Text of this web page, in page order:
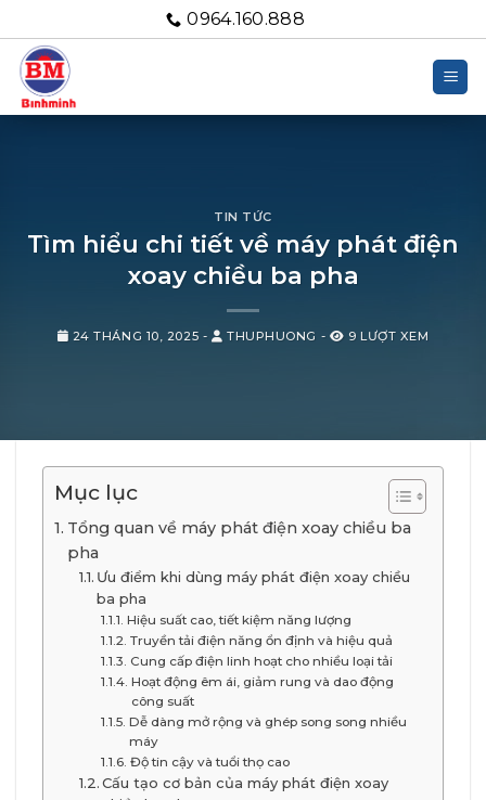
qua
nội
dung
0964.160.888
TIN TỨC
Tìm hiểu chi tiết về máy phát điện
xoay chiều ba pha
24 THÁNG 10, 2025 - THUPHUONG - 9 LƯỢT XEM
Mục lục
Tổng quan về máy phát điện xoay chiều ba
pha
Ưu điểm khi dùng máy phát điện xoay chiều
ba pha
Hiệu suất cao, tiết kiệm năng lượng
Truyền tải điện năng ổn định và hiệu quả
Cung cấp điện linh hoạt cho nhiều loại tải
Hoạt động êm ái, giảm rung và dao động
công suất
Dễ dàng mở rộng và ghép song song nhiều
máy
Độ tin cậy và tuổi thọ cao
Cấu tạo cơ bản của máy phát điện xoay